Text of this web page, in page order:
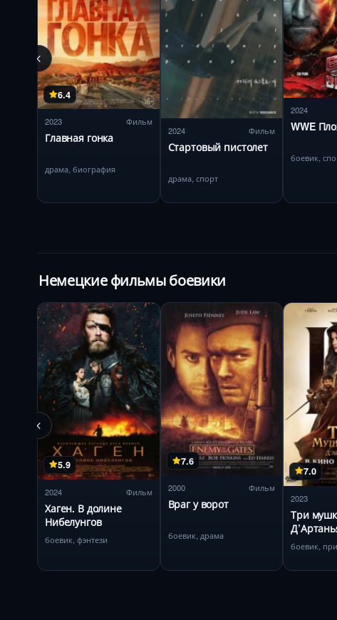
6.4
2023 Фильм
Главная гонка
драма, биография
2024 Фильм
Стартовый пистолет
драма, спорт
2024
WWE
боевик,
Немецкие фильмы боевики
5.9
2024 Фильм
Хаген. В долине
Нибелунгов
боевик, фэнтези
7.6
2000 Фильм
Враг у ворот
боевик, драма
7.0
2023
Три
боевик,